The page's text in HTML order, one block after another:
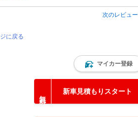
次のレビュー
に戻る
マイカー登録
新車見積もりスタート